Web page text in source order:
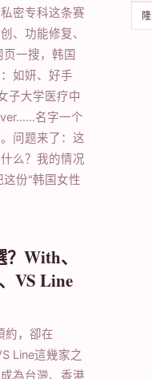
密专科这条赛
、功能修复、
一搜，韩国
如妍、好手
子大学医疗中
名字一个
问题来了：这
么？我的情况
份"韩国女性
With、
VS Line
約，卻在
Line這幾家之
為台灣、香港